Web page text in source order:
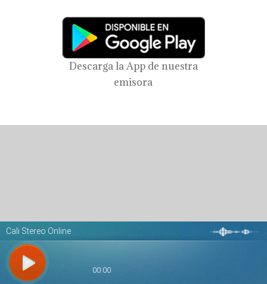
Descarga la App de nuestra
emisora